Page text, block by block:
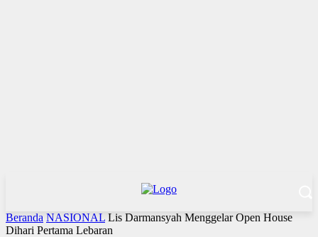
Beranda NASIONAL Lis Darmansyah Menggelar Open House
Dihari Pertama Lebaran